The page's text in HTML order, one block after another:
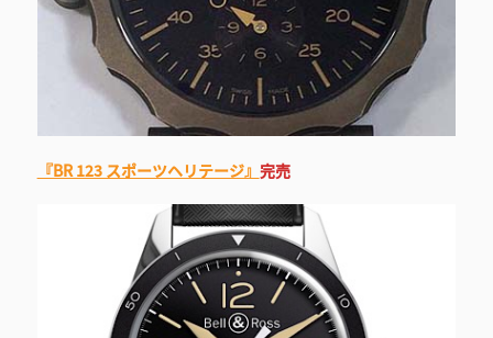
『BR 123 スポーツヘリテージ』 完売